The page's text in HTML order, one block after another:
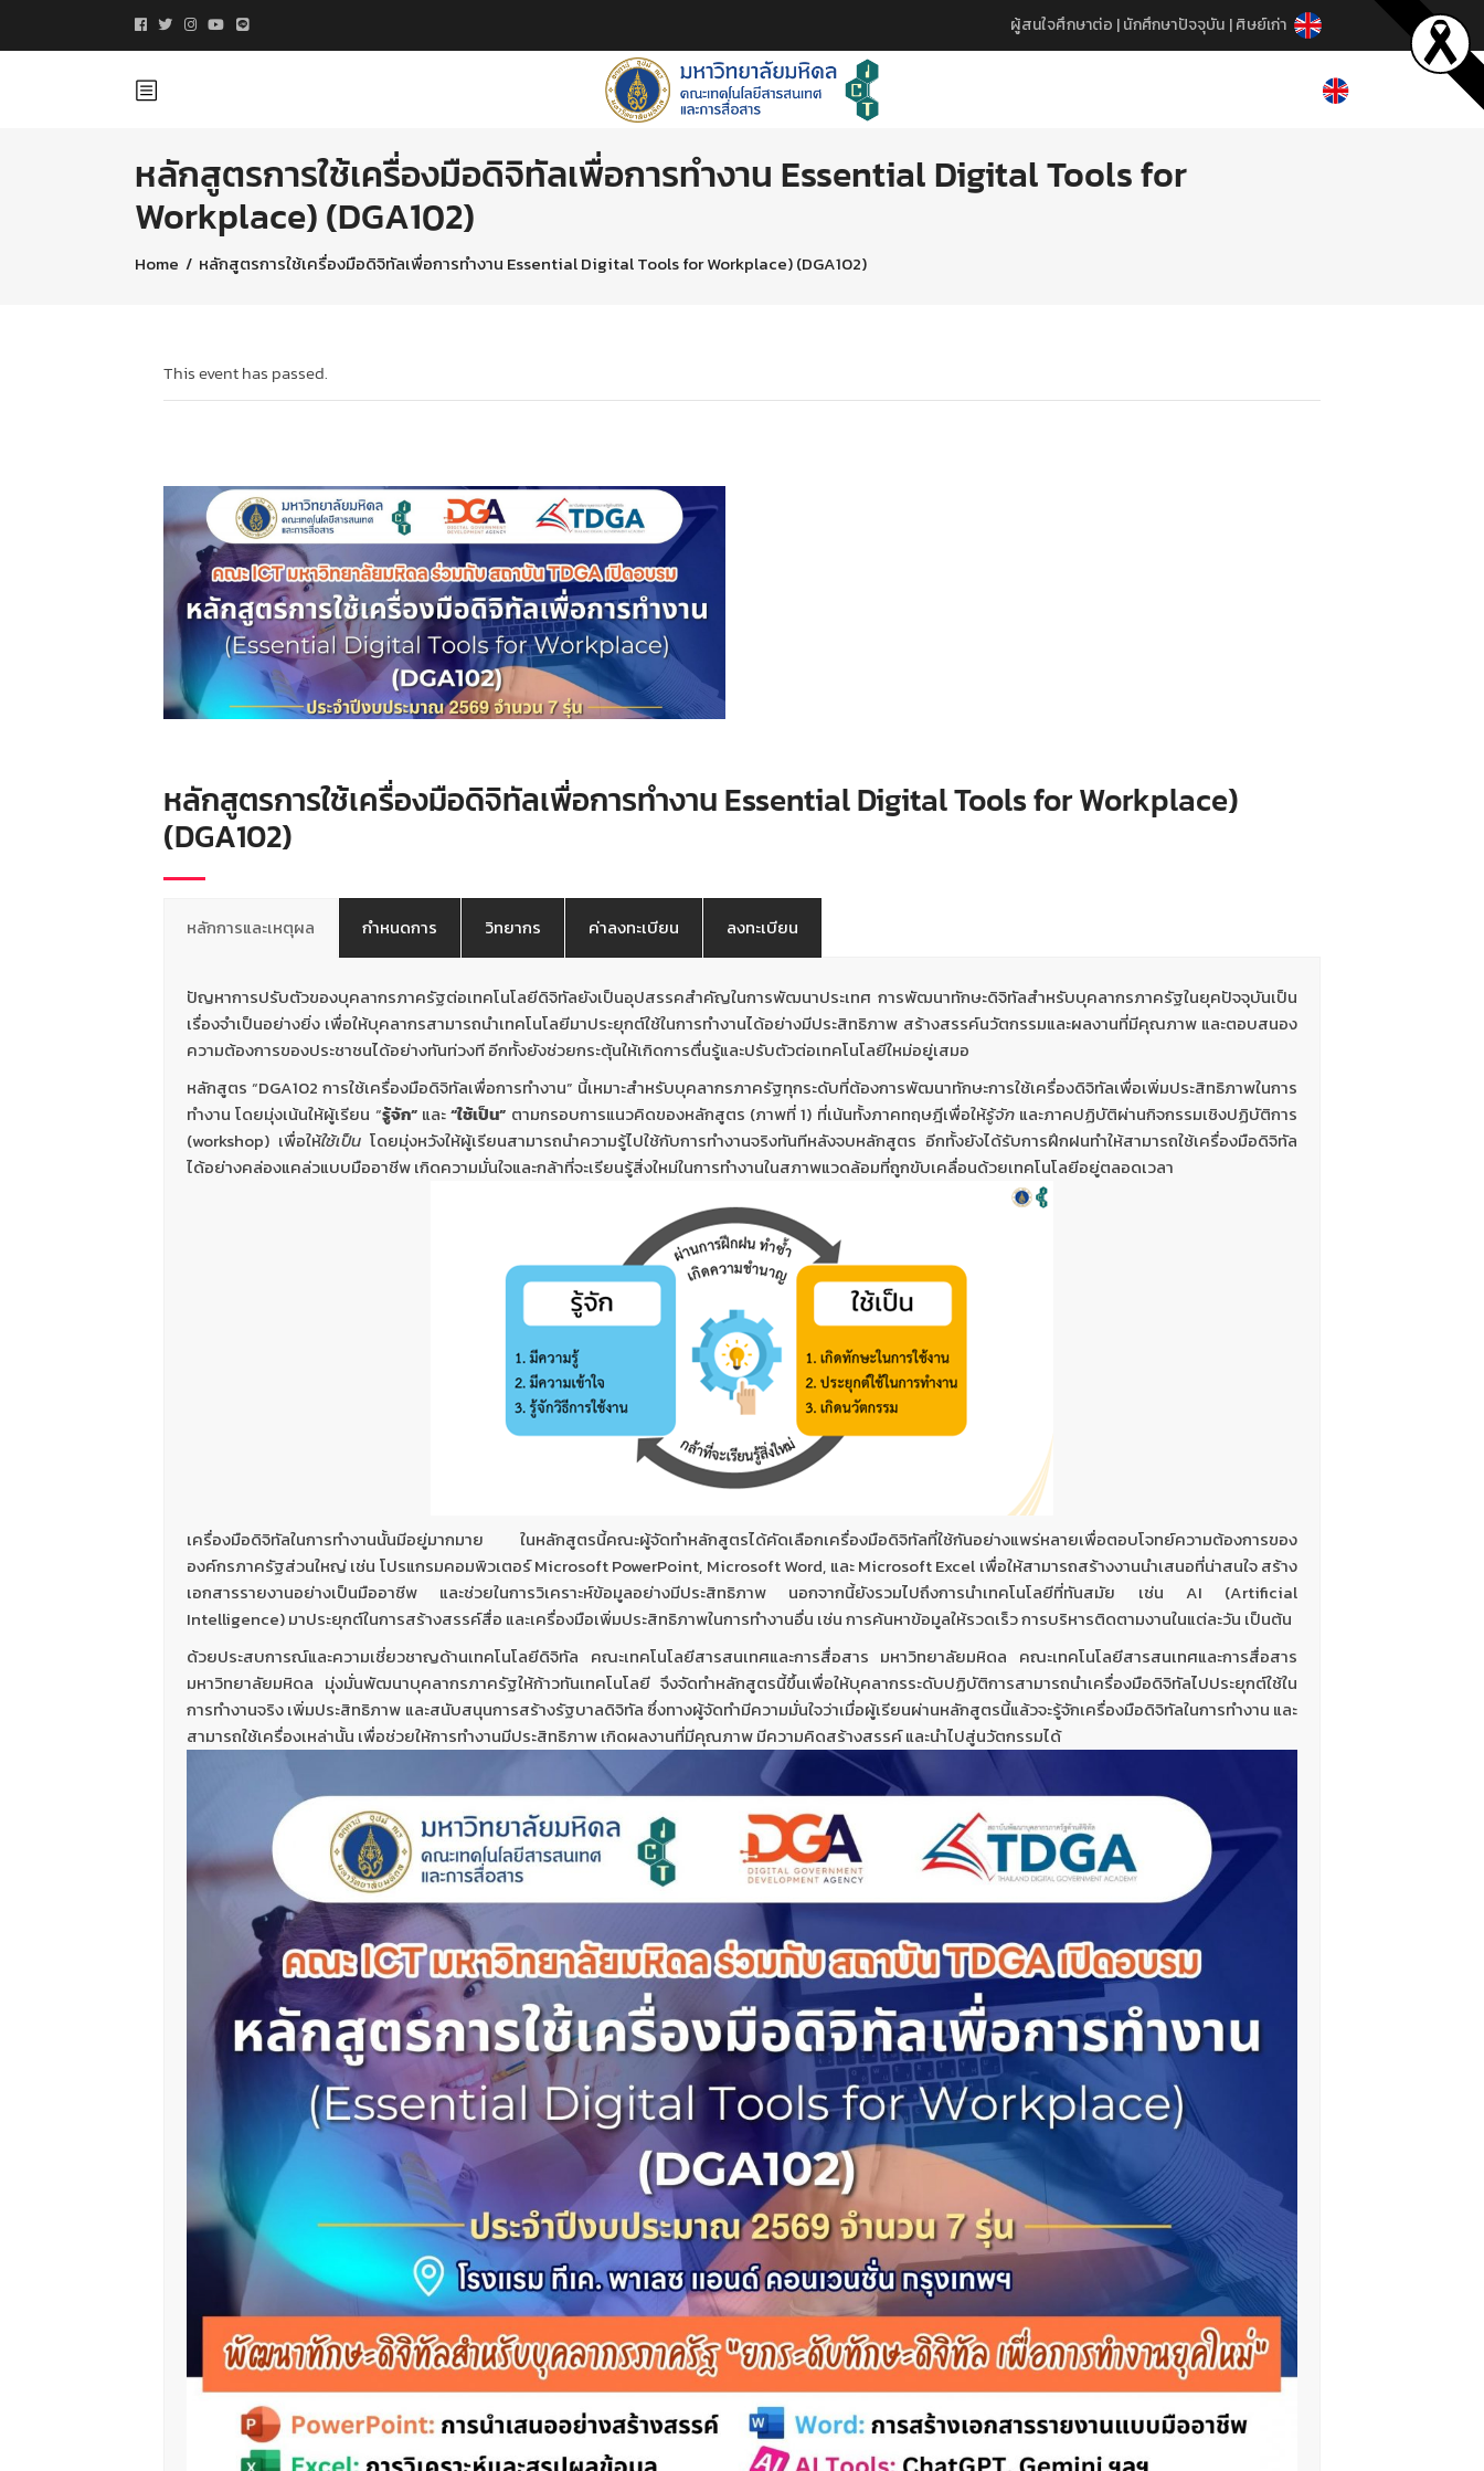
ผู้สนใจศึกษาต่อ |นักศึกษาปัจจุบัน |ศิษย์เก่า
หลักสูตรการใช้เครื่องมือดิจิทัลเพื่อการทำงาน Essential Digital Tools for
Workplace) (DGA102)
Home / หลักสูตรการใช้เครื่องมือดิจิทัลเพื่อการทำงาน Essential Digital Tools for Workplace) (DGA102)
This event has passed.
หลักสูตรการใช้เครื่องมือดิจิทัลเพื่อการทำงาน Essential Digital Tools for Workplace)
(DGA102)
หลักการและเหตุผล กำหนดการ วิทยากร ค่าลงทะเบียน ลงทะเบียน
ปัญหาการปรับตัวของบุคลากรภาครัฐต่อเทคโนโลยีดิจิทัลยังเป็นอุปสรรคสำคัญในการพัฒนาประเทศ การพัฒนาทักษะดิจิทัลสำหรับบุคลากรภาครัฐในยุคปัจจุบันเป็น
เรื่องจำเป็นอย่างยิ่ง เพื่อให้บุคลากรสามารถนำเทคโนโลยีมาประยุกต์ใช้ในการทำงานได้อย่างมีประสิทธิภาพ สร้างสรรค์นวัตกรรมและผลงานที่มีคุณภาพ และตอบสนอง
ความต้องการของประชาชนได้อย่างทันท่วงที อีกทั้งยังช่วยกระตุ้นให้เกิดการตื่นรู้และปรับตัวต่อเทคโนโลยีใหม่อยู่เสมอ
หลักสูตร “DGA102 การใช้เครื่องมือดิจิทัลเพื่อการทำงาน” นี้เหมาะสำหรับบุคลากรภาครัฐทุกระดับที่ต้องการพัฒนาทักษะการใช้เครื่องดิจิทัลเพื่อเพิ่มประสิทธิภาพในการ
ทำงาน โดยมุ่งเน้นให้ผู้เรียน “รู้จัก” และ“ใช้เป็น” ตามกรอบการแนวคิดของหลักสูตร (ภาพที่ 1) ที่เน้นทั้งภาคทฤษฎีเพื่อให้รู้จัก และภาคปฏิบัติผ่านกิจกรรมเชิงปฏิบัติการ
(workshop) เพื่อให้ใช้เป็น โดยมุ่งหวังให้ผู้เรียนสามารถนำความรู้ไปใช้กับการทำงานจริงทันทีหลังจบหลักสูตร อีกทั้งยังได้รับการฝึกฝนทำให้สามารถใช้เครื่องมือดิจิทัล
ได้อย่างคล่องแคล่วแบบมืออาชีพ เกิดความมั่นใจและกล้าที่จะเรียนรู้สิ่งใหม่ในการทำงานในสภาพแวดล้อมที่ถูกขับเคลื่อนด้วยเทคโนโลยีอยู่ตลอดเวลา
เครื่องมือดิจิทัลในการทำงานนั้นมีอยู่มากมาย ในหลักสูตรนี้คณะผู้จัดทำหลักสูตรได้คัดเลือกเครื่องมือดิจิทัลที่ใช้กันอย่างแพร่หลายเพื่อตอบโจทย์ความต้องการของ
องค์กรภาครัฐส่วนใหญ่ เช่น โปรแกรมคอมพิวเตอร์ Microsoft PowerPoint, Microsoft Word, และ Microsoft Excel เพื่อให้สามารถสร้างงานนำเสนอที่น่าสนใจ สร้าง
เอกสารรายงานอย่างเป็นมืออาชีพ และช่วยในการวิเคราะห์ข้อมูลอย่างมีประสิทธิภาพ นอกจากนี้ยังรวมไปถึงการนำเทคโนโลยีที่ทันสมัย เช่น AI (Artificial
Intelligence) มาประยุกต์ในการสร้างสรรค์สื่อ และเครื่องมือเพิ่มประสิทธิภาพในการทำงานอื่น เช่น การค้นหาข้อมูลให้รวดเร็ว การบริหารติดตามงานในแต่ละวัน เป็นต้น
ด้วยประสบการณ์และความเชี่ยวชาญด้านเทคโนโลยีดิจิทัล คณะเทคโนโลยีสารสนเทศและการสื่อสาร มหาวิทยาลัยมหิดล คณะเทคโนโลยีสารสนเทศและการสื่อสาร
มหาวิทยาลัยมหิดล มุ่งมั่นพัฒนาบุคลากรภาครัฐให้ก้าวทันเทคโนโลยี จึงจัดทำหลักสูตรนี้ขึ้นเพื่อให้บุคลากรระดับปฏิบัติการสามารถนำเครื่องมือดิจิทัลไปประยุกต์ใช้ใน
การทำงานจริง เพิ่มประสิทธิภาพ และสนับสนุนการสร้างรัฐบาลดิจิทัล ซึ่งทางผู้จัดทำมีความมั่นใจว่าเมื่อผู้เรียนผ่านหลักสูตรนี้แล้วจะรู้จักเครื่องมือดิจิทัลในการทำงาน และ
สามารถใช้เครื่องเหล่านั้น เพื่อช่วยให้การทำงานมีประสิทธิภาพ เกิดผลงานที่มีคุณภาพ มีความคิดสร้างสรรค์ และนำไปสู่นวัตกรรมได้